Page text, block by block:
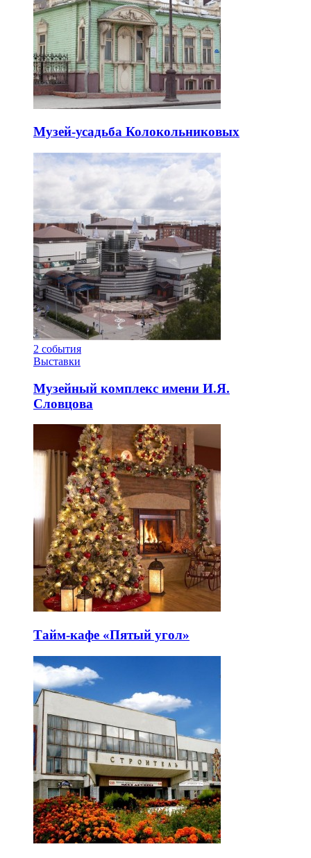
Музей-усадьба Колокольниковых
2 события
Выставки
Музейный комплекс имени И.Я.
Словцова
Тайм-кафе «Пятый угол»